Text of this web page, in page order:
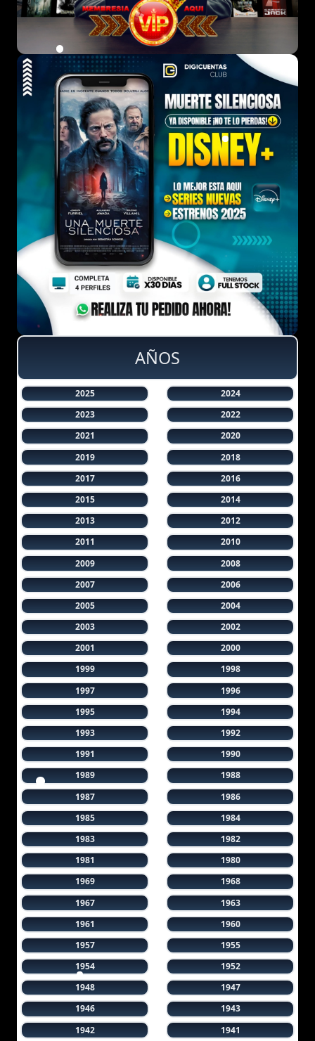
AÑOS
2025
2024
2023
2022
2021
2020
2019
2018
2017
2016
2015
2014
2013
2012
2011
2010
2009
2008
2007
2006
2005
2004
2003
2002
2001
2000
1999
1998
1997
1996
1995
1994
1993
1992
1991
1990
1989
1988
1987
1986
1985
1984
1983
1982
1981
1980
1969
1968
1967
1963
1961
1960
1957
1955
1954
1952
1948
1947
1946
1943
1942
1941